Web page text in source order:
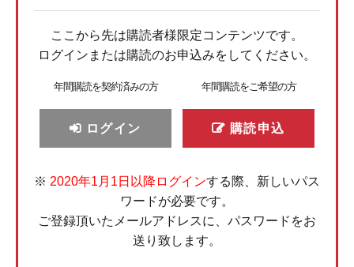
ここから先は購読者様限定コンテンツです。
ログインまたは購読のお申込みをしてください。
年間購読を契約済みの方
ログイン
年間購読をご希望の方
購読申込
※ 2020年1月1日以降ログインする際、新しいパス
ワードが必要です。
ご登録頂いたメールアドレスに、パスワードをお
送り致します。